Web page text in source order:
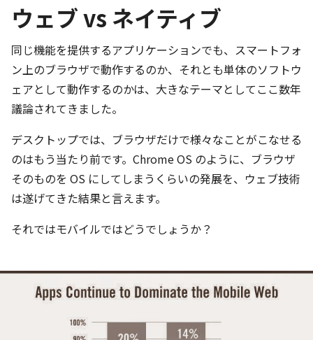
ウェブ vs ネイティブ
同じ機能を提供するアプリケーションでも、スマートフォ
ン上のブラウザで動作するのか、それとも単体のソフトウ
ェアとして動作するのかは、大きなテーマとしてここ数年
議論されてきました。
デスクトップでは、ブラウザだけで様々なことがこなせる
のはもう当たり前です。Chrome OS のように、ブラウザ
そのものを OS にしてしまうくらいの発展を、ウェブ技術
は遂げてきた結果と言えます。
それではモバイルではどうでしょうか？